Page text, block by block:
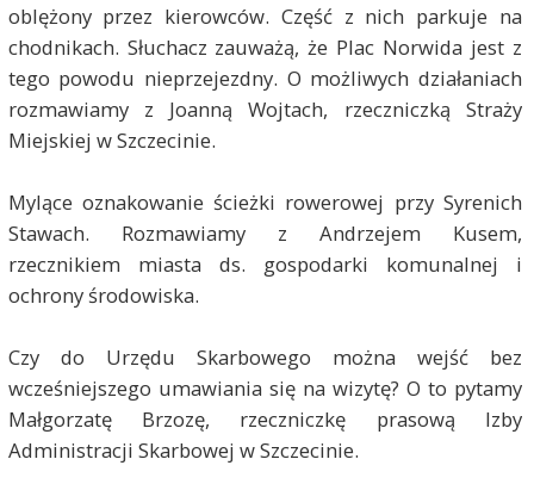
oblężony przez kierowców. Część z nich parkuje na
chodnikach. Słuchacz zauważą, że Plac Norwida jest z
tego powodu nieprzejezdny. O możliwych działaniach
rozmawiamy z Joanną Wojtach, rzeczniczką Straży
Miejskiej w Szczecinie.
Mylące oznakowanie ścieżki rowerowej przy Syrenich
Stawach. Rozmawiamy z Andrzejem Kusem,
rzecznikiem miasta ds. gospodarki komunalnej i
ochrony środowiska.
Czy do Urzędu Skarbowego można wejść bez
wcześniejszego umawiania się na wizytę? O to pytamy
Małgorzatę Brzozę, rzeczniczkę prasową Izby
Administracji Skarbowej w Szczecinie.